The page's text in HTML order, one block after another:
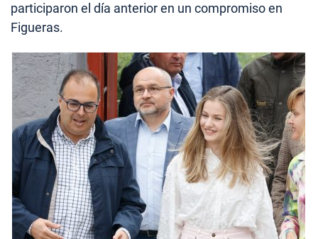
participaron el día anterior en un compromiso en
Figueras.